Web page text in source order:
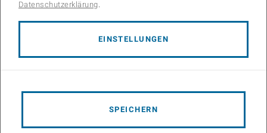
Mehr als 100 Teilnehmer aus Wissenschaft und Industrie haben
gemeinsam erkundet, wie künstliche Intelligenz Design Experten von
Datenschutzerklärung
EINSTELLUNGEN
SPEICHERN